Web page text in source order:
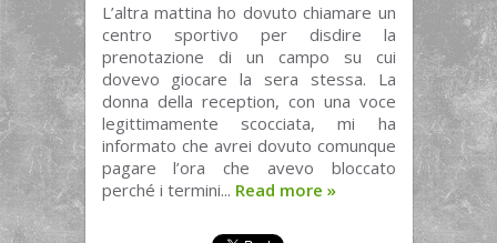
L’altra mattina ho dovuto chiamare un
centro sportivo per disdire la
prenotazione di un campo su cui
dovevo giocare la sera stessa. La
donna della reception, con una voce
legittimamente scocciata, mi ha
informato che avrei dovuto comunque
pagare l’ora che avevo bloccato
perché i termini... Read more »